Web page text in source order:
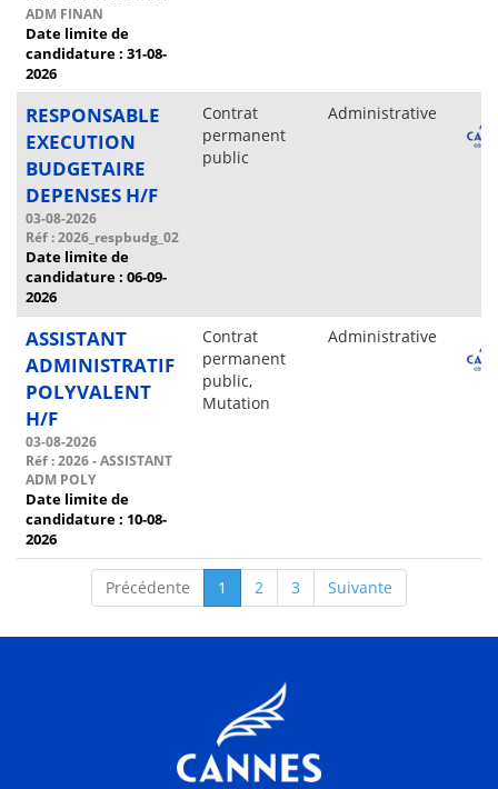
ADM FINAN
Date limite de
candidature : 31-08-
2026
RESPONSABLE
EXECUTION
BUDGETAIRE
DEPENSES H/F
03-08-2026
Réf : 2026_respbudg_02
Date limite de
candidature : 06-09-
2026
Contrat
permanent
public
Administrative
ASSISTANT
ADMINISTRATIF
POLYVALENT
H/F
03-08-2026
Réf : 2026 - ASSISTANT
ADM POLY
Date limite de
candidature : 10-08-
2026
Contrat
permanent
public,
Mutation
Administrative
Précédente 1 2 3 Suivante